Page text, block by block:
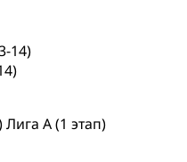
А (1 этап)